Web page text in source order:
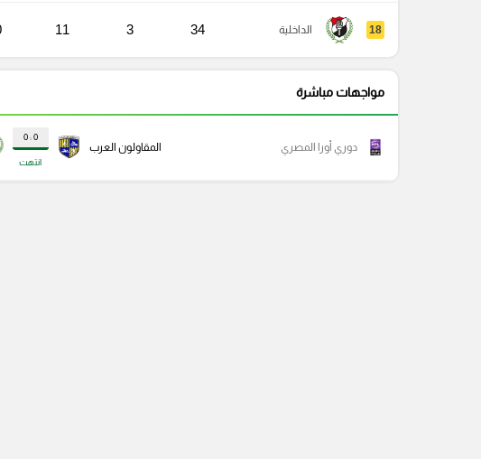
18 الداخلية 34
3
11
مواجهات مباشرة
المقاولون العرب
0 : 0
انتهت
دوري أورا المصري